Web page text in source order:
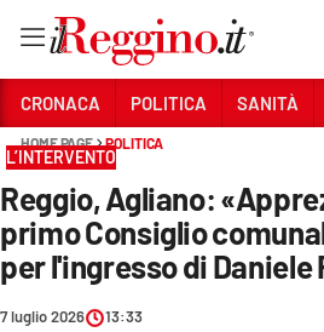
Sezioni
CRONACA
POLITICA
SANITÀ
CRONACA POLITICA SANITÀ
HOME PAGE POLITICA
L’INTERVENTO
Reggio, Agliano:
primo Consiglio
per l'ingresso di Daniele
7 luglio 2026 13:33